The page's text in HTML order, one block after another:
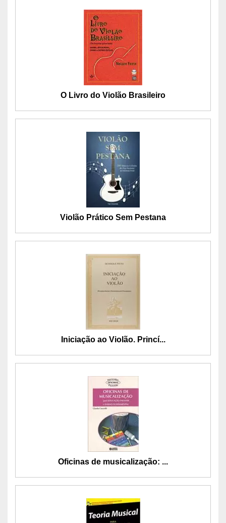
O Livro do Violão Brasileiro
Violão Prático Sem Pestana
Iniciação ao Violão. Princí...
Oficinas de musicalização: ...